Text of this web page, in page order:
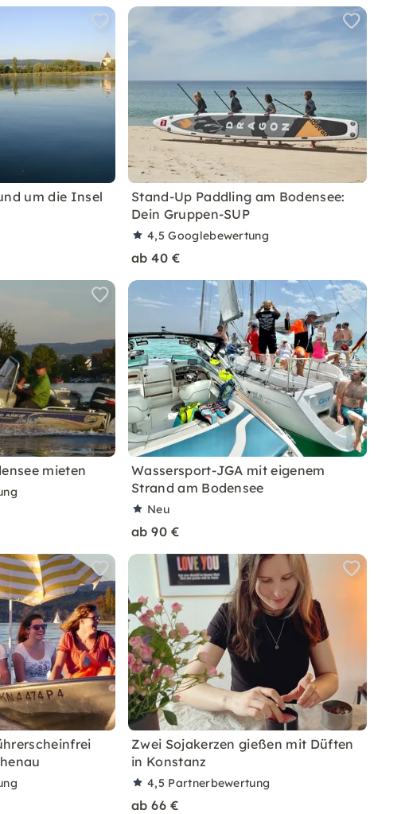
um die Insel
Stand-Up Paddling am Bodensee:
Dein Gruppen-SUP
4,5Googlebewertung
ab 40 €
mieten
Wassersport-JGA mit eigenem
Strand am Bodensee
Neu
ab 90 €
Zwei Sojakerzen gießen mit Düften
in Konstanz
4,5 Partnerbewertung
ab 66 €